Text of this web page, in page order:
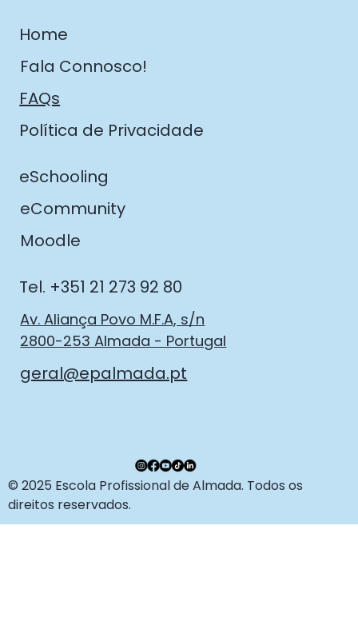
Home
Fala Connosco!
FAQs
Política de Privacidade
eSchooling
eCommunity
Moodle
Tel. +351 21 273 92 80
Av. Aliança Povo M.F.A, s/n
2800-253 Almada - Portugal
geral@epalmada.pt
© 2025 Escola Profissional de Almada. Todos os
direitos reservados.